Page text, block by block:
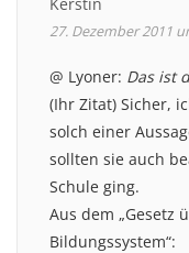
27. Dezember 2011
@ Lyoner: Das ist
(Ihr Zitat) Sicher,
solch einer
sollten sie auch
Schule ging.
Aus dem „Gesetz
Bildungssystem“: